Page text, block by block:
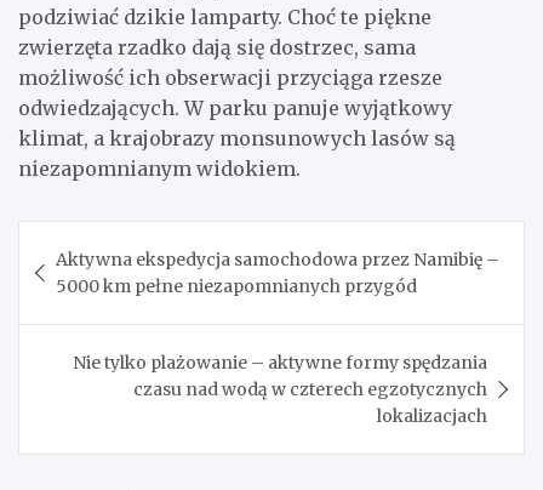
podziwiać dzikie lamparty. Choć te piękne
zwierzęta rzadko dają się dostrzec, sama
możliwość ich obserwacji przyciąga rzesze
odwiedzających. W parku panuje wyjątkowy
klimat, a krajobrazy monsunowych lasów są
niezapomnianym widokiem.
wpisu
Aktywna ekspedycja samochodowa przez Namibię –
5000 km pełne niezapomnianych przygód
Nie tylko plażowanie – aktywne formy spędzania
czasu nad wodą w czterech egzotycznych
lokalizacjach